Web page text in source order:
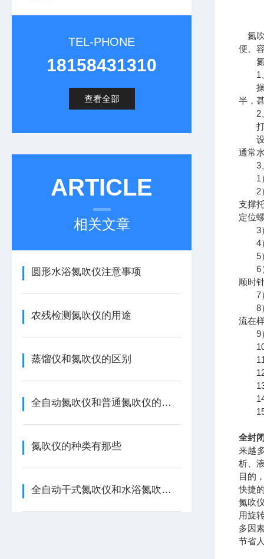
TEL-PHONE
18158431310
查看全部
ARTICLE
相关文章
圆形水浴氮吹仪注意事项
农残检测氮吹仪的用途
蒸馏仪和氮吹仪的区别
全自动氮吹仪和普通氮吹仪的区别
氮吹仪的种类有那些
全自动干式氮吹仪和水浴氮吹仪的区别
氮
便、
氮
1、
操作
半，
2、
打
设定
通常
3、
1）
2）
支撑
定位
3）
4）
5）
6）
顺时
7）
8）
流在
9）
10
11
12
13
14
15
全封
来越
析、
目的
快捷
氮吹
用旋
多因
节省